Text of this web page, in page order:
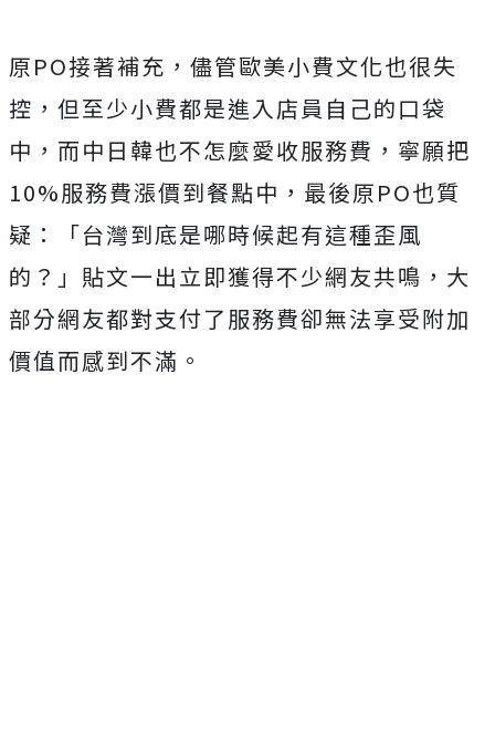
原PO接著補充，儘管歐美小費文化也很失
控，但至少小費都是進入店員自己的口袋
中，而中日韓也不怎麼愛收服務費，寧願把
10%服務費漲價到餐點中，最後原PO也質
疑：「台灣到底是哪時候起有這種歪風
的？」貼文一出立即獲得不少網友共鳴，大
部分網友都對支付了服務費卻無法享受附加
價值而感到不滿。